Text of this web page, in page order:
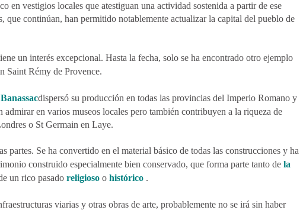
en vestigios locales que atestiguan una actividad sostenida a partir de ese
que continúan, han permitido notablemente actualizar la capital del pueblo de
un interés excepcional. Hasta la fecha, solo se ha encontrado otro ejemplo
Saint Rémy de Provence.
dispersó su producción en todas las provincias del Imperio Romano y
admirar en varios museos locales pero también contribuyen a la riqueza de
o St Germain en Laye.
partes. Se ha convertido en el material básico de todas las construcciones y ha
construido especialmente bien conservado, que forma parte tanto de la
un rico pasado religioso o histórico .
viarias y otras obras de arte, probablemente no se irá sin haber